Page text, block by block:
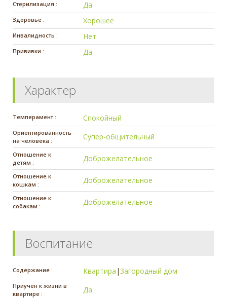
Стерилизация : Да
Здоровье : Хорошее
Инвалидность : Нет
Прививки : Да
Характер
Темперамент : Спокойный
Ориентированность
на человека :
Супер-общительный
Отношение к
детям :
Доброжелательное
Отношение к
кошкам :
Доброжелательное
Отношение к
собакам :
Доброжелательное
Воспитание
Содержание : Квартира |Загородный дом
Приучен к жизни в
квартире :
Да